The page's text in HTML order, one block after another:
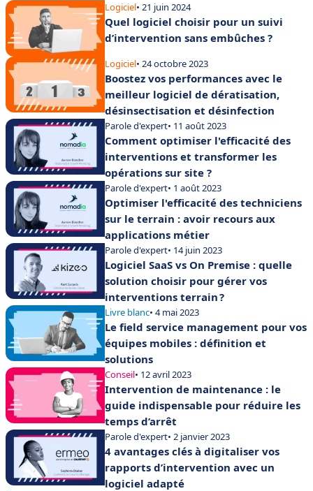
Logiciel• 21 juin 2024
Quel logiciel choisir pour un suivi
d’intervention sans embûches ?
Logiciel• 24 octobre 2023
Boostez vos performances avec le
meilleur logiciel de dératisation,
désinsectisation et désinfection
Parole d'expert• 11 août 2023
Comment optimiser l'efficacité des
interventions et transformer les
opérations sur site ?
Parole d'expert• 1 août 2023
Optimiser l'efficacité des techniciens
sur le terrain : avoir recours aux
applications métier
Parole d'expert• 14 juin 2023
Logiciel SaaS vs On Premise : quelle
solution choisir pour gérer vos
interventions terrain ?
Livre blanc• 4 mai 2023
Le field service management pour vos
équipes mobiles : définition et
solutions
Conseil• 12 avril 2023
Intervention de maintenance : le
guide indispensable pour réduire les
temps d’arrêt
Parole d'expert• 2 janvier 2023
4 avantages clés à digitaliser vos
rapports d’intervention avec un
logiciel adapté